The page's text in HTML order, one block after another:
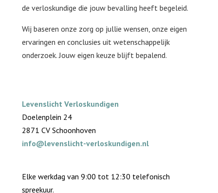
de verloskundige die jouw bevalling heeft begeleid.
Wij baseren onze zorg op jullie wensen, onze eigen
ervaringen en conclusies uit wetenschappelijk
onderzoek. Jouw eigen keuze blijft bepalend.
Levenslicht Verloskundigen
Doelenplein 24
2871 CV Schoonhoven
info@levenslicht-verloskundigen.nl
Elke werkdag van 9:00 tot 12:30 telefonisch
spreekuur.